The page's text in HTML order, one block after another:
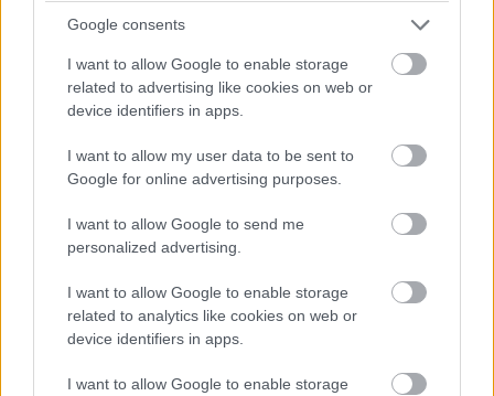
Google consents
I want to allow Google to enable storage
related to advertising like cookies on web or
device identifiers in apps.
I want to allow my user data to be sent to
Google for online advertising purposes.
I want to allow Google to send me
personalized advertising.
I want to allow Google to enable storage
related to analytics like cookies on web or
device identifiers in apps.
I want to allow Google to enable storage